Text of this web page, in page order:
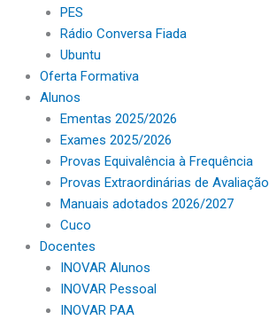
PES
Rádio Conversa Fiada
Ubuntu
Oferta Formativa
Alunos
Ementas 2025/2026
Exames 2025/2026
Provas Equivalência à Frequência
Provas Extraordinárias de Avaliação
Manuais adotados 2026/2027
Cuco
Docentes
INOVAR Alunos
INOVAR Pessoal
INOVAR PAA